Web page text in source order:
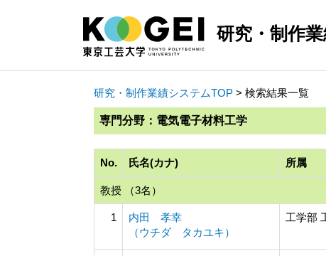
研究・制作
研究・制作業績システムTOP > 検索結果一覧
専門分野：電気電子材料工学
No. 氏名(カナ) 所属
教授 （3名）
1
内田 孝幸
（ウチダ タカユキ）
工学部